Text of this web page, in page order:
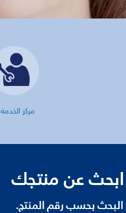
مركز الخدمة
ابحث عن منتجك
البحث بحسب رقم المنتج.